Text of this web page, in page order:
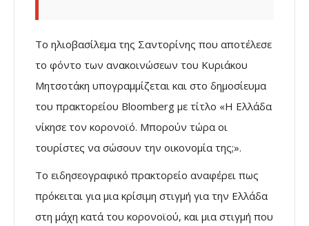
Το ηλιοβασίλεμα της Σαντορίνης που αποτέλεσε
το φόντο των ανακοινώσεων του Κυριάκου
Μητσοτάκη υπογραμμίζεται και στο δημοσίευμα
του πρακτορείου Bloomberg με τίτλο «Η Ελλάδα
νίκησε τον κορονοϊό. Μπορούν τώρα οι
τουρίστες να σώσουν την οικονομία της;».
Το ειδησεογραφικό πρακτορείο αναφέρει πως
πρόκειται για μια κρίσιμη στιγμή για την Ελλάδα
στη μάχη κατά του κορονοϊού, και μια στιγμή που